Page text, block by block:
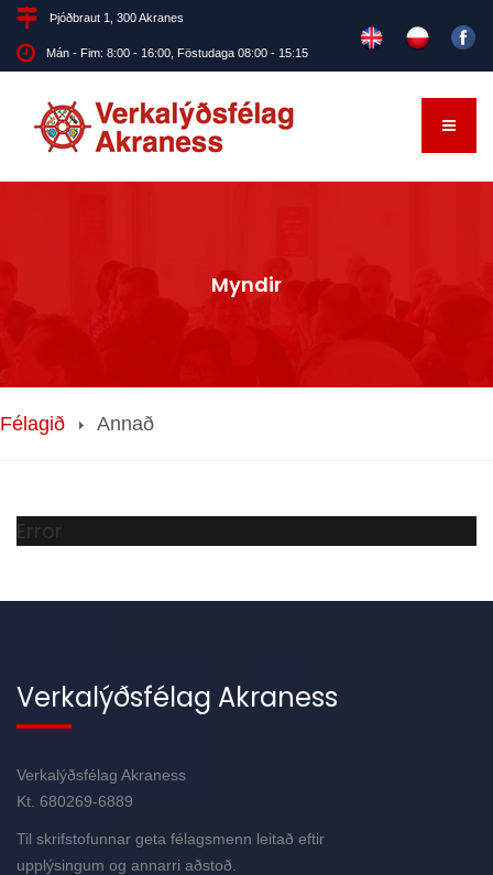
Þjóðbraut 1, 300 Akranes
Mán - Fim: 8:00 - 16:00, Föstudaga 08:00 - 15:15
Myndir
Félagið Annað
Error
Verkalýðsfélag Akraness
Verkalýðsfélag Akraness
Kt. 680269-6889
Til skrifstofunnar geta félagsmenn leitað eftir
upplýsingum og annarri aðstoð.